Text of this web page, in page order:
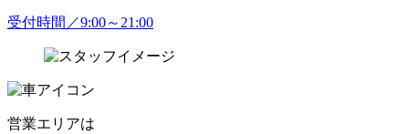
受付時間／9:00～21:00
営業エリアは